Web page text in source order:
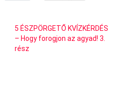
5 ÉSZPÖRGETŐ KVÍZKÉRDÉS
– Hogy forogjon az agyad! 3.
rész